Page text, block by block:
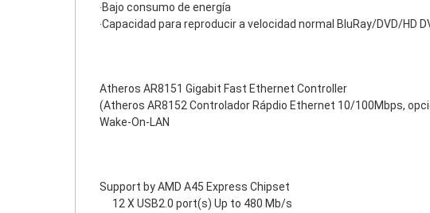
‧Bajo consumo de energía
‧Capacidad para reproducir a velocidad normal BluRay/DVD/HD
Atheros AR8151 Gigabit Fast Ethernet Controller
(Atheros AR8152 Controlador Rápdio Ethernet 10/100Mbps,
Wake-On-LAN
Support by AMD A45 Express Chipset
12 X USB2.0 port(s) Up to 480 Mb/s